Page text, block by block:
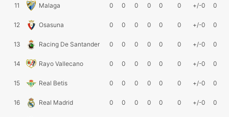
11 Malaga 0 0 0 0 0 0 +/-0 0
12 Osasuna 0 0 0 0 0 0 +/-0 0
13 Racing De Santander 0 0 0 0 0 0 +/-0 0
14 Rayo Vallecano 0 0 0 0 0 0 +/-0 0
15 Real Betis 0 0 0 0 0 0 +/-0 0
16 Real Madrid 0 0 0 0 0 0 +/-0 0